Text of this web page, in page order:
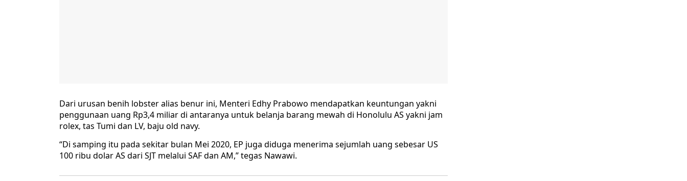
Dari urusan benih lobster alias benur ini, Menteri Edhy Prabowo mendapatkan keuntungan yakni
penggunaan uang Rp3,4 miliar di antaranya untuk belanja barang mewah di Honolulu AS yakni jam
rolex, tas Tumi dan LV, baju old navy.
“Di samping itu pada sekitar bulan Mei 2020, EP juga diduga menerima sejumlah uang sebesar US
100 ribu dolar AS dari SJT melalui SAF dan AM,” tegas Nawawi.